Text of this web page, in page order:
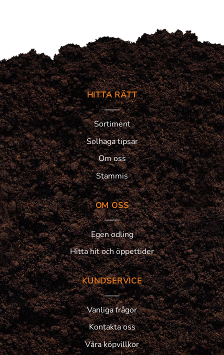
HITTA RÄTT
Sortiment
Solhaga tipsar
Om oss
Stammis
OM OSS
Egen odling
Hitta hit och öppettider
KUNDSERVICE
Vanliga frågor
Kontakta oss
Våra köpvillkor